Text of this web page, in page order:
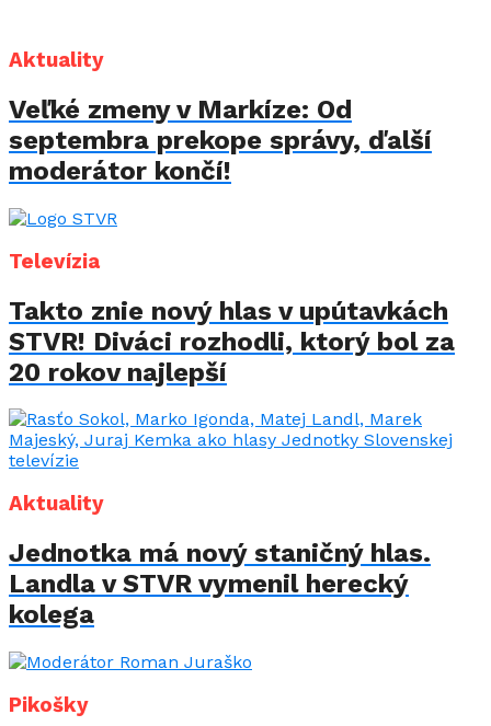
Aktuality
Veľké zmeny v Markíze: Od
septembra prekope správy, ďalší
moderátor končí!
Televízia
Takto znie nový hlas v upútavkách
STVR! Diváci rozhodli, ktorý bol za
20 rokov najlepší
Aktuality
Jednotka má nový staničný hlas.
Landla v STVR vymenil herecký
kolega
Pikošky